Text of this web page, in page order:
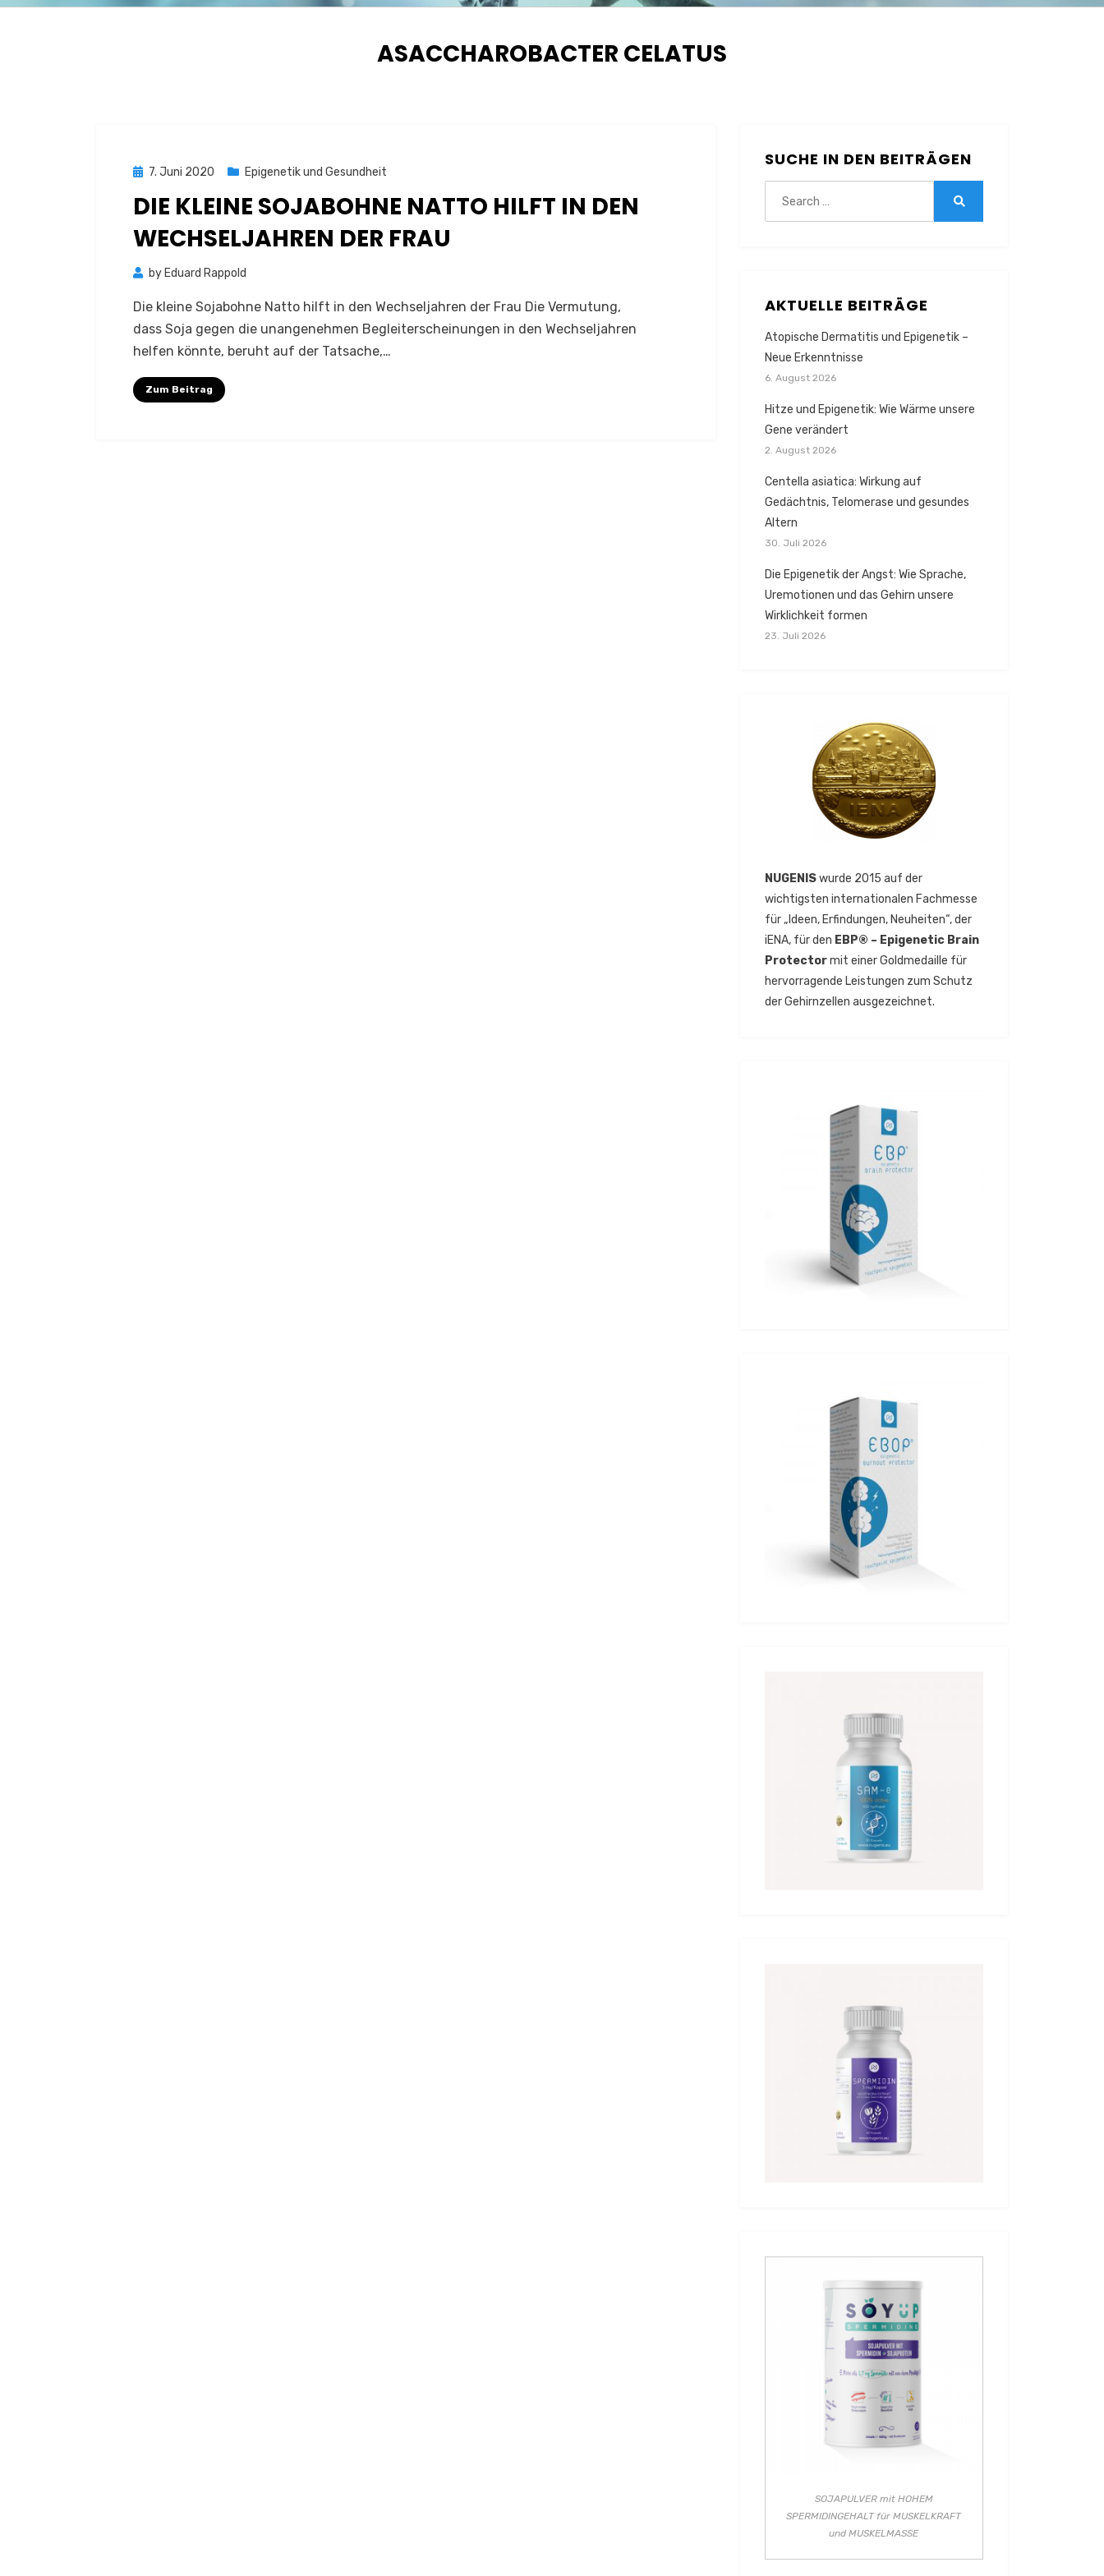
SCHLAGWORT
:
ASACCHAROBACTER CELATUS
Posted
7. Juni 2020 Epigenetik und Gesundheit
DIE KLEINE SOJABOHNE NATTO HILFT IN DEN
WECHSELJAHREN DER FRAU
by Eduard Rappold
Die kleine Sojabohne Natto hilft in den Wechseljahren der Frau Die Vermutung,
dass Soja gegen die unangenehmen Begleiterscheinungen in den Wechseljahren
helfen könnte, beruht auf der Tatsache,…
Zum Beitrag
SUCHE IN DEN BEITRÄGEN
AKTUELLE BEITRÄGE
Atopische Dermatitis und Epigenetik –
Neue Erkenntnisse
6. August 2026
Hitze und Epigenetik: Wie Wärme unsere
Gene verändert
2. August 2026
Centella asiatica: Wirkung auf
Gedächtnis, Telomerase und gesundes
Altern
30. Juli 2026
Die Epigenetik der Angst: Wie Sprache,
Uremotionen und das Gehirn unsere
Wirklichkeit formen
23. Juli 2026
NUGENISwurde 2015 auf der
wichtigsten internationalen Fachmesse
für „Ideen, Erfindungen, Neuheiten“, der
iENA, für den EBP® – Epigenetic Brain
Protectormit einer Goldmedaille für
hervorragende Leistungen zum Schutz
der Gehirnzellen ausgezeichnet.
SOJAPULVER mit HOHEM
SPERMIDINGEHALT für MUSKELKRAFT
und MUSKELMASSE